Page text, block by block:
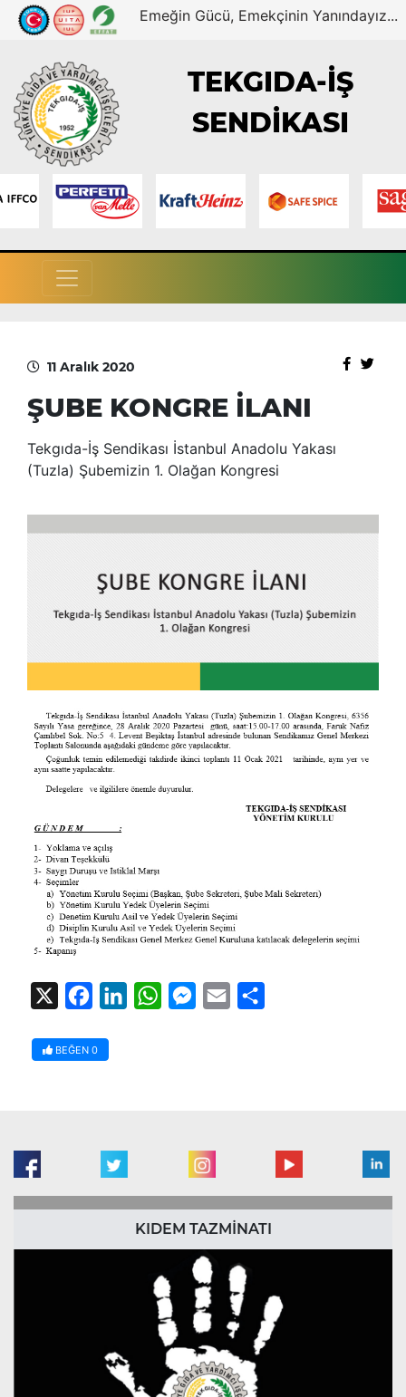
Emeğin Gücü, Emekçinin Yanındayız...
TEKGIDA-İŞ
SENDİKASI
11 Aralık 2020
ŞUBE KONGRE İLANI
Tekgıda-İş Sendikası İstanbul Anadolu Yakası
(Tuzla) Şubemizin 1. Olağan Kongresi
FacebookLinkedInWhatsAppMessenger
Email
BEĞEN 0
KIDEM TAZMİNATI